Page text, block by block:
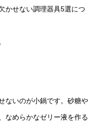
かせない調理器具5選につ
ないのが小鍋です。砂糖や
なめらかなゼリー液を作る